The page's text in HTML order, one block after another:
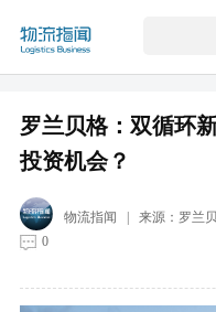
罗兰贝格：双循环
投资机会？
物流指闻 | 来源： 罗兰
0